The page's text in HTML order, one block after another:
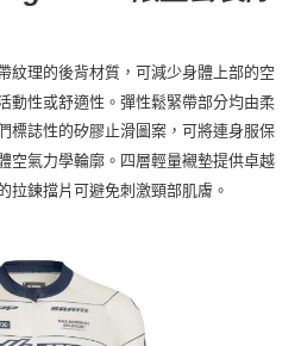
紋理的後背材質，可減少身體上部的空
動性或舒適性。彈性鬆緊帶部分均由柔
標誌性的矽膠止滑圖案，可將連身服保
空氣力學輪廓。四層輕量襯墊提供卓越
拉鍊擋片可避免刺激頸部肌膚。